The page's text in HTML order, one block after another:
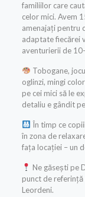
familiilor care
celor mici. Avem
amenajați pentru
adaptate fiecărei
aventurierii de
Tobogane,
oglinzi, mingi
pe cei mici să le
detaliu e gândit
În timp ce
în zona de
fața locației – un
Ne găsești pe
punct de
Leordeni.